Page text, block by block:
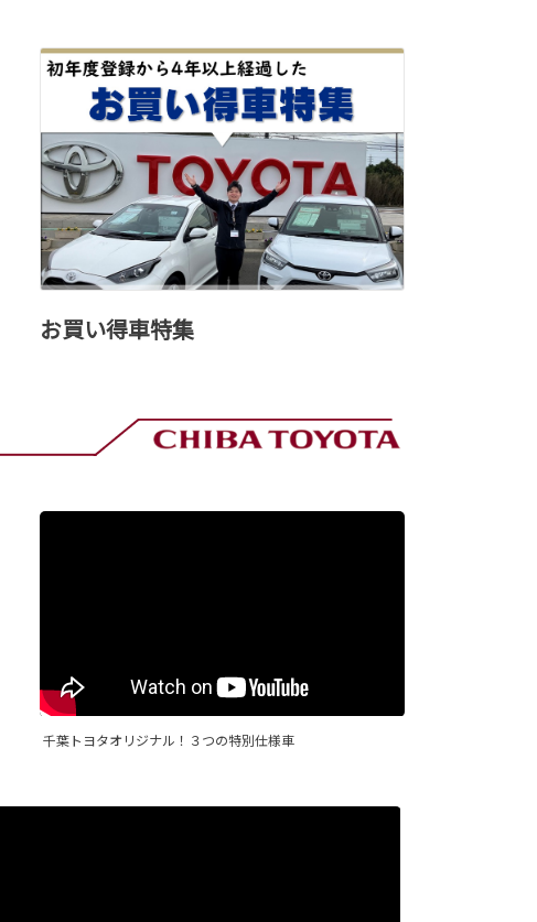
お買い得車特集
千葉トヨタオリジナル！３つの特別仕様車